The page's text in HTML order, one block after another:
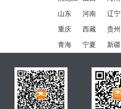
山东 河南 辽宁
重庆 西藏 贵州
青海 宁夏 新疆